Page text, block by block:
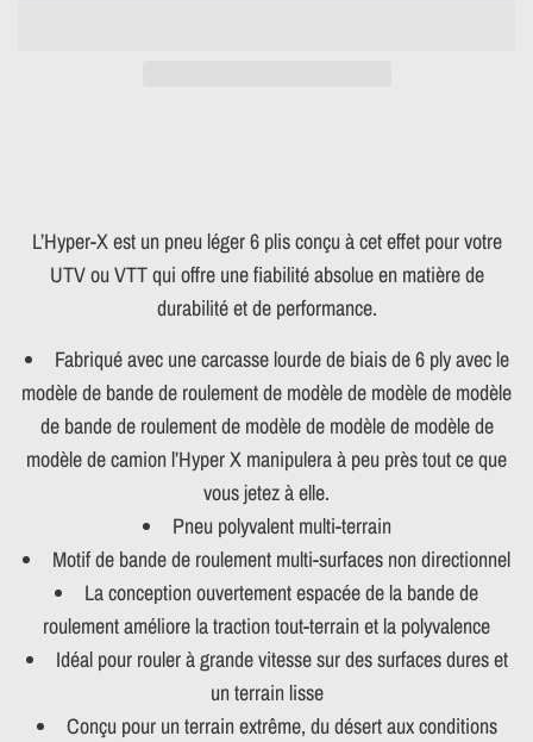
L’Hyper-X est un pneu léger 6 plis conçu à cet effet pour votre
UTV ou VTT qui offre une fiabilité absolue en matière de
durabilité et de performance.
Fabriqué avec une carcasse lourde de biais de 6 ply avec le
modèle de bande de roulement de modèle de modèle de modèle
de bande de roulement de modèle de modèle de modèle de
modèle de camion l’Hyper X manipulera à peu près tout ce que
vous jetez à elle.
Pneu polyvalent multi-terrain
Motif de bande de roulement multi-surfaces non directionnel
La conception ouvertement espacée de la bande de
roulement améliore la traction tout-terrain et la polyvalence
Idéal pour rouler à grande vitesse sur des surfaces dures et
un terrain lisse
Conçu pour un terrain extrême, du désert aux conditions